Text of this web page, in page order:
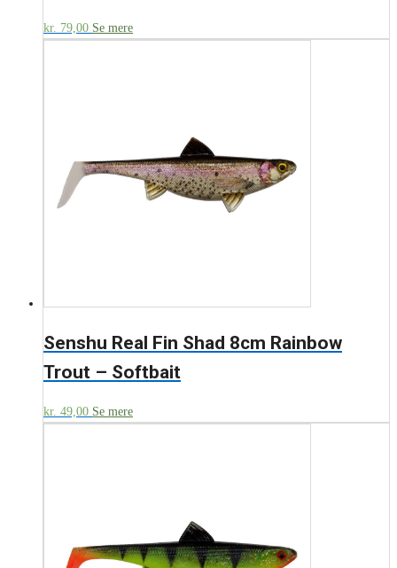
kr. 79,00 Se mere
Senshu Real Fin Shad 8cm Rainbow
Trout – Softbait
kr. 49,00 Se mere